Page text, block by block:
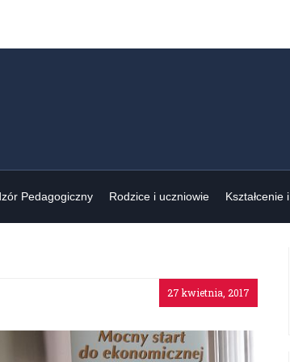
Pedagogiczny Rodzice i uczniowie Kształcenie
27 kwietnia, 2017